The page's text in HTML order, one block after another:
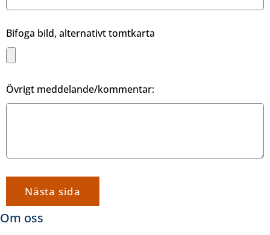
Bifoga bild, alternativt tomtkarta
Övrigt meddelande/kommentar:
Nästa sida
Om oss